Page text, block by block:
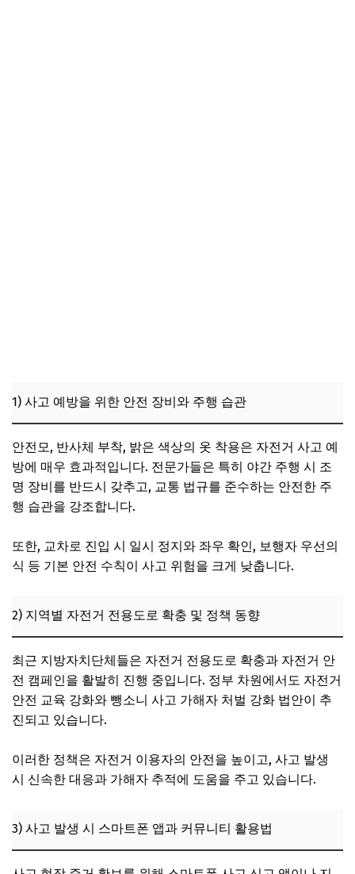
1) 사고 예방을 위한 안전 장비와 주행 습관
안전모, 반사체 부착, 밝은 색상의 옷 착용은 자전거 사고 예
방에 매우 효과적입니다. 전문가들은 특히 야간 주행 시 조
명 장비를 반드시 갖추고, 교통 법규를 준수하는 안전한 주
행 습관을 강조합니다.
또한, 교차로 진입 시 일시 정지와 좌우 확인, 보행자 우선의
식 등 기본 안전 수칙이 사고 위험을 크게 낮춥니다.
2) 지역별 자전거 전용도로 확충 및 정책 동향
최근 지방자치단체들은 자전거 전용도로 확충과 자전거 안
전 캠페인을 활발히 진행 중입니다. 정부 차원에서도 자전거
안전 교육 강화와 뺑소니 사고 가해자 처벌 강화 법안이 추
진되고 있습니다.
이러한 정책은 자전거 이용자의 안전을 높이고, 사고 발생
시 신속한 대응과 가해자 추적에 도움을 주고 있습니다.
3) 사고 발생 시 스마트폰 앱과 커뮤니티 활용법